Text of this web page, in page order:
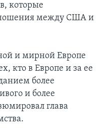
которые
между США и
и мирной Европе
кто в Европе и за ее
более
и более
глава